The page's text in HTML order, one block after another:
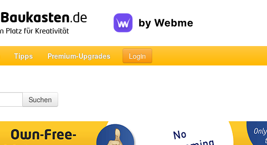
Tipps Premium-Upgrades Login
Suchen